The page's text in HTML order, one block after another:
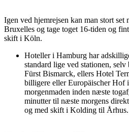
Igen ved hjemrejsen kan man stort set
Bruxelles og tage toget 16-tiden og
skift i Köln.
Hoteller i Hamburg har
standard lige ved stationen,
Fürst Bismarck, ellers Hotel
billigere eller Europäischer Hof
morgenmaden inden næste
minutter til næste morgens
og med skift i Kolding til Århus.